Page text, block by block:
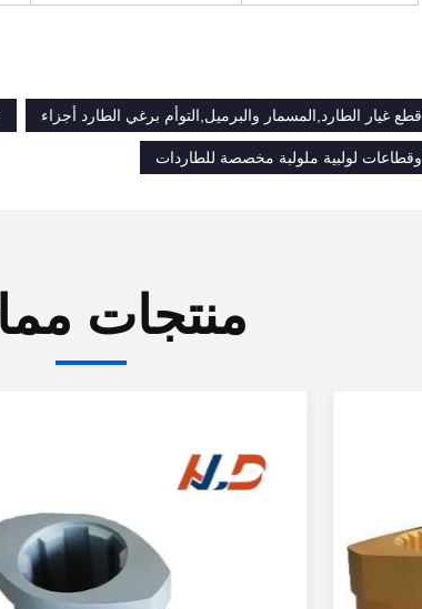
قطع غيار الطارد,المسمار والبرميل,التوأم برغي الطارد أجزاء
وقطاعات لولبية ملولبة مخصصة للطاردات
منتجات